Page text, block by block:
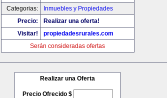
Categorias:
Inmuebles y Propiedades
Precio:
Realizar una oferta!
Visitar!
propiedadesrurales.com
Serán consideradas ofertas
Realizar una Oferta
Precio Ofrecido $